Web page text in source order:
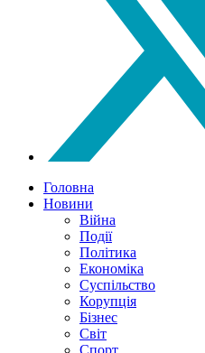
Головна
Новини
Війна
Події
Політика
Економіка
Суспільство
Корупція
Бізнес
Світ
Спорт